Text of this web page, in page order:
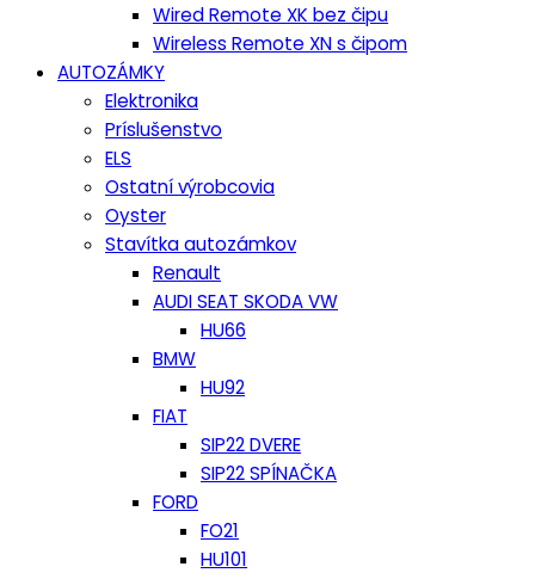
Wired Remote XK bez čipu
Wireless Remote XN s čipom
AUTOZÁMKY
Elektronika
Príslušenstvo
ELS
Ostatní výrobcovia
Oyster
Stavítka autozámkov
Renault
AUDI SEAT SKODA VW
HU66
BMW
HU92
FIAT
SIP22 DVERE
SIP22 SPÍNAČKA
FORD
FO21
HU101